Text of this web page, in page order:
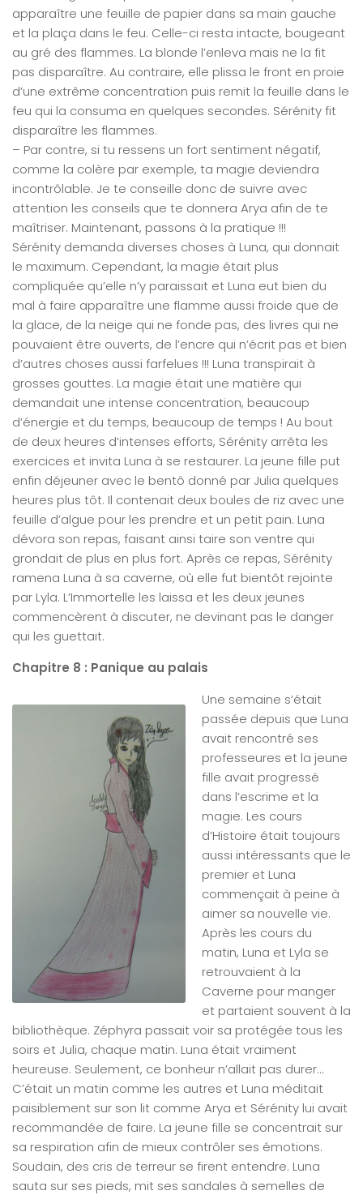
apparaître une feuille de papier dans sa main gauche
et la plaça dans le feu. Celle-ci resta intacte, bougeant
au gré des flammes. La blonde l’enleva mais ne la fit
pas disparaître. Au contraire, elle plissa le front en proie
d’une extrême concentration puis remit la feuille dans le
feu qui la consuma en quelques secondes. Sérénity fit
disparaître les flammes.
– Par contre, si tu ressens un fort sentiment négatif,
comme la colère par exemple, ta magie deviendra
incontrôlable. Je te conseille donc de suivre avec
attention les conseils que te donnera Arya afin de te
maîtriser. Maintenant, passons à la pratique !!!
Sérénity demanda diverses choses à Luna, qui donnait
le maximum. Cependant, la magie était plus
compliquée qu’elle n’y paraissait et Luna eut bien du
mal à faire apparaître une flamme aussi froide que de
la glace, de la neige qui ne fonde pas, des livres qui ne
pouvaient être ouverts, de l’encre qui n’écrit pas et bien
d’autres choses aussi farfelues !!! Luna transpirait à
grosses gouttes. La magie était une matière qui
demandait une intense concentration, beaucoup
d’énergie et du temps, beaucoup de temps ! Au bout
de deux heures d’intenses efforts, Sérénity arrêta les
exercices et invita Luna à se restaurer. La jeune fille put
enfin déjeuner avec le bentô donné par Julia quelques
heures plus tôt. Il contenait deux boules de riz avec une
feuille d’algue pour les prendre et un petit pain. Luna
dévora son repas, faisant ainsi taire son ventre qui
grondait de plus en plus fort. Après ce repas, Sérénity
ramena Luna à sa caverne, où elle fut bientôt rejointe
par Lyla. L’Immortelle les laissa et les deux jeunes
commencèrent à discuter, ne devinant pas le danger
qui les guettait.
Chapitre 8 : Panique au palais
Une semaine s’était
passée depuis que Luna
avait rencontré ses
professeures et la jeune
fille avait progressé
dans l’escrime et la
magie. Les cours
d’Histoire était toujours
aussi intéressants que le
premier et Luna
commençait à peine à
aimer sa nouvelle vie.
Après les cours du
matin, Luna et Lyla se
retrouvaient à la
Caverne pour manger
et partaient souvent à la
bibliothèque. Zéphyra passait voir sa protégée tous les
soirs et Julia, chaque matin. Luna était vraiment
heureuse. Seulement, ce bonheur n’allait pas durer…
C’était un matin comme les autres et Luna méditait
paisiblement sur son lit comme Arya et Sérénity lui avait
recommandée de faire. La jeune fille se concentrait sur
sa respiration afin de mieux contrôler ses émotions.
Soudain, des cris de terreur se firent entendre. Luna
sauta sur ses pieds, mit ses sandales à semelles de